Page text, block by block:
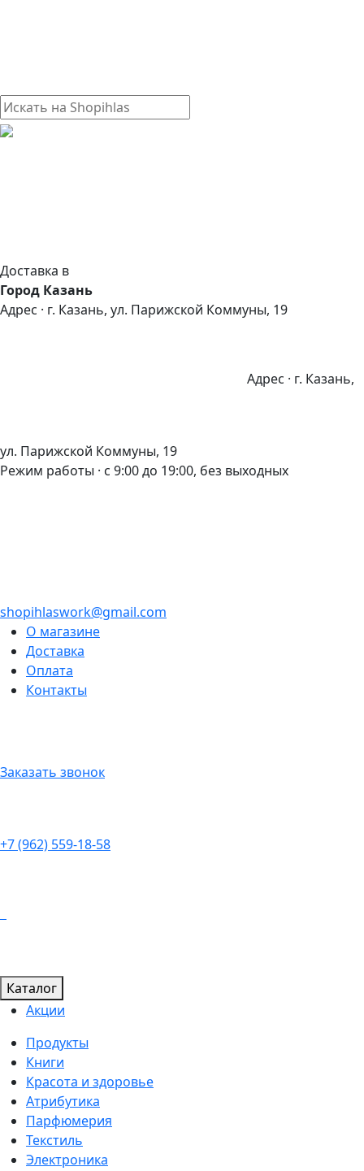
Доставка в
Город Казань
Адрес · г. Казань, ул. Парижской Коммуны, 19
Адрес · г. Казань,
ул. Парижской Коммуны, 19
Режим работы · с 9:00 до 19:00, без выходных
shopihlaswork@gmail.com
О магазине
Доставка
Оплата
Контакты
Заказать звонок
+7 (962) 559-18-58
Каталог
Акции
Продукты
Книги
Красота и здоровье
Атрибутика
Парфюмерия
Текстиль
Электроника